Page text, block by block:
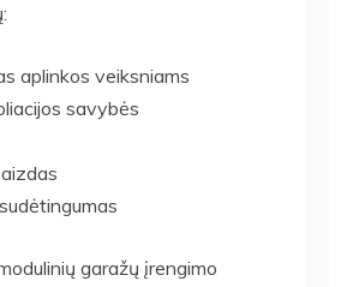
aplinkos veiksniams
savybės
garažų įrengimo